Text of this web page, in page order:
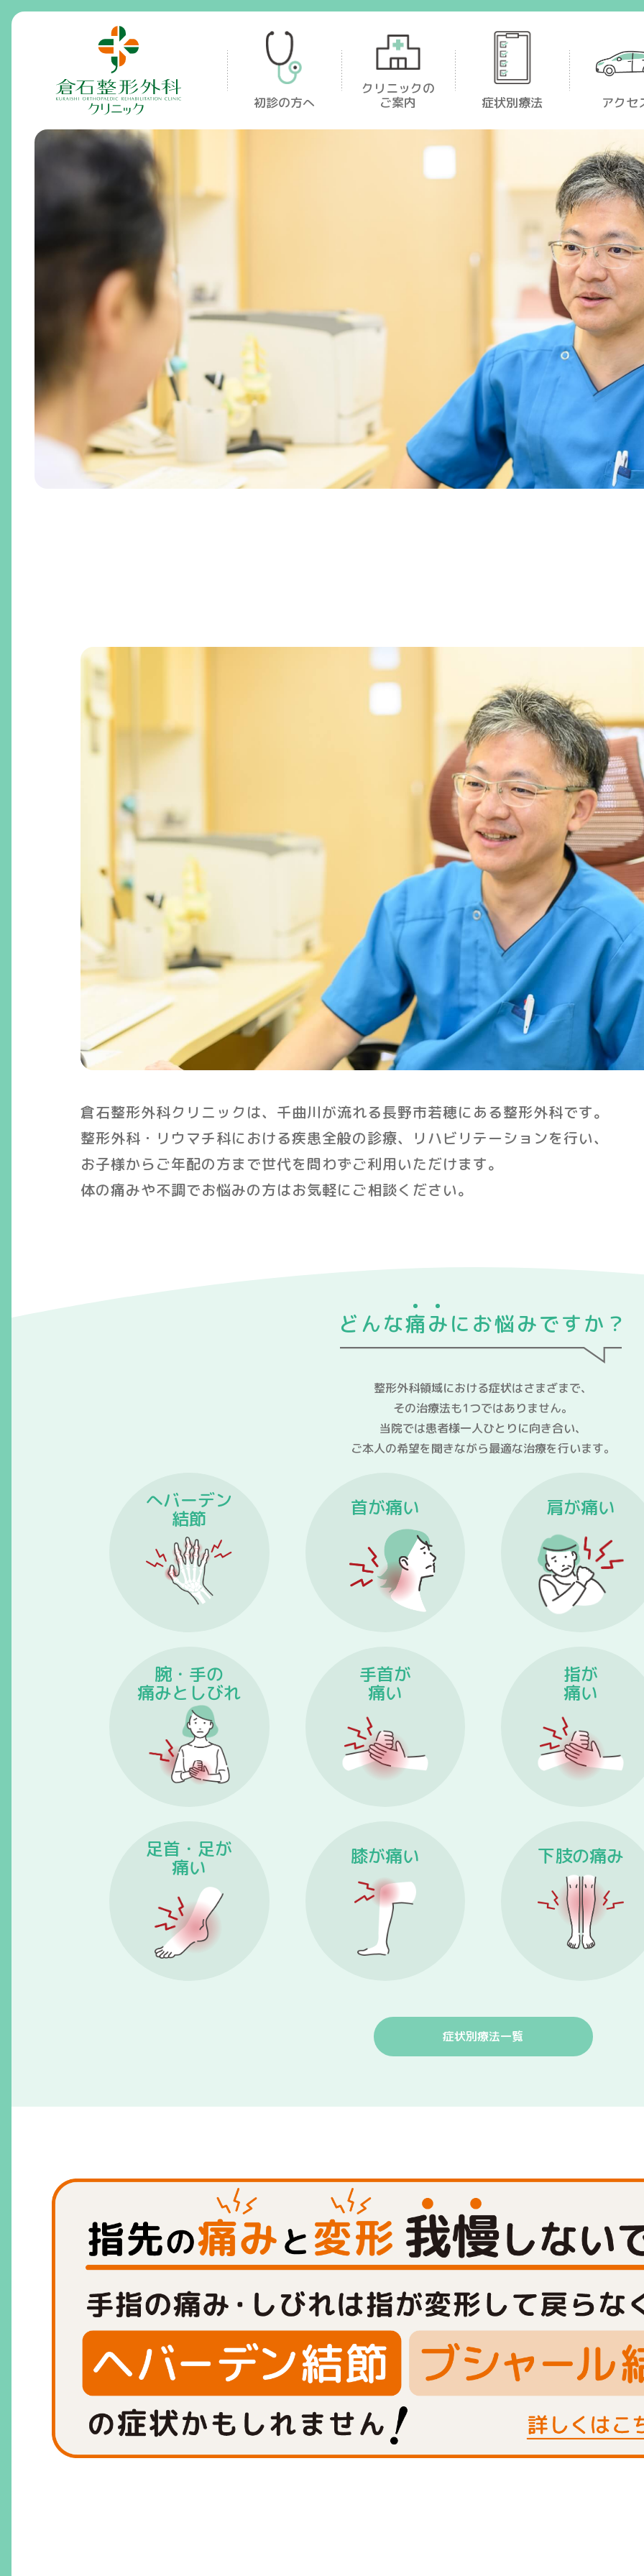
倉石整形外科クリニック
初診の方へ
クリニックの
ご案内
症状別療法 アクセ
足首・足が痛い
倉石整形外科クリニックは、千曲川が流れる長野市若穂にある整形外科です。
整形外科・リウマチ科における疾患全般の診療、リハビリテーションを行い、
お子様からご年配の方まで世代を問わずご利用いただけます。
体の痛みや不調でお悩みの方はお気軽にご相談ください。
どんな痛みにお悩みですか？
整形外科領域における症状はさまざまで、
その治療法も1つではありません。
当院では患者様一人ひとりに向き合い、
ご本人の希望を聞きながら最適な治療を行います。
へバーデン
結節 首が痛い 肩が痛い
腕・手の
痛みとしびれ
手首が
痛い
指が
痛い
足首・足が
痛い 膝が痛い 下肢の痛み
症状別療法一覧